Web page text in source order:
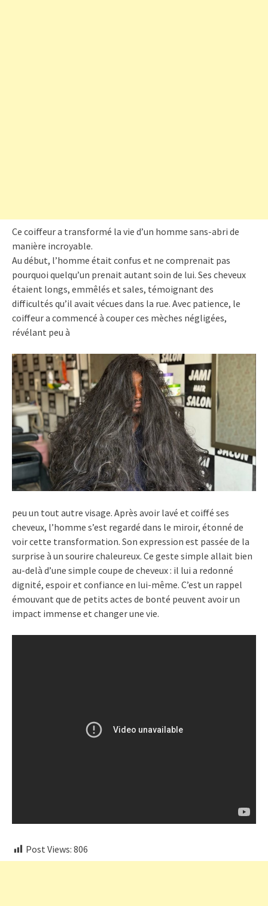
Ce coiffeur a transformé la vie d’un homme sans-abri de
manière incroyable.
Au début, l’homme était confus et ne comprenait pas
pourquoi quelqu’un prenait autant soin de lui. Ses cheveux
étaient longs, emmêlés et sales, témoignant des
difficultés qu’il avait vécues dans la rue. Avec patience, le
coiffeur a commencé à couper ces mèches négligées,
révélant peu à
peu un tout autre visage. Après avoir lavé et coiffé ses
cheveux, l’homme s’est regardé dans le miroir, étonné de
voir cette transformation. Son expression est passée de la
surprise à un sourire chaleureux. Ce geste simple allait bien
au-delà d’une simple coupe de cheveux : il lui a redonné
dignité, espoir et confiance en lui-même. C’est un rappel
émouvant que de petits actes de bonté peuvent avoir un
impact immense et changer une vie.
Post Views: 806